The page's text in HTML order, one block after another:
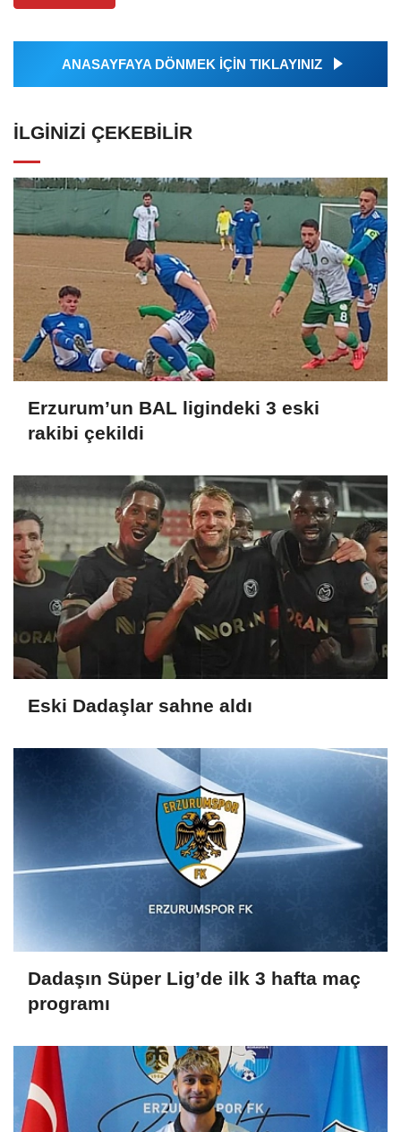
ANASAYFAYA DÖNMEK İÇİN TIKLAYINIZ
İLGINIZI ÇEKEBILIR
Erzurum’un BAL ligindeki 3 eski
rakibi çekildi
Eski Dadaşlar sahne aldı
Dadaşın Süper Lig’de ilk 3 hafta maç
programı